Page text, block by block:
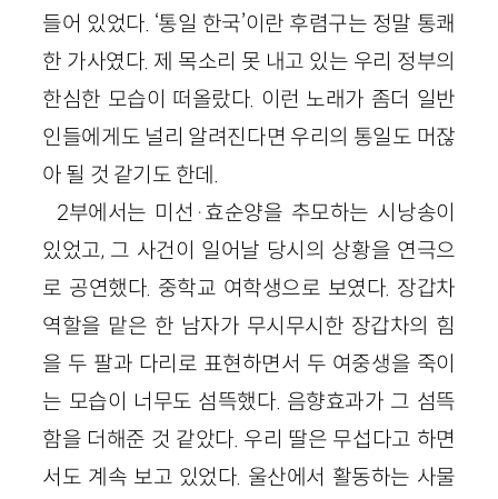
들어 있었다. ‘통일 한국’이란 후렴구는 정말 통쾌
한 가사였다. 제 목소리 못 내고 있는 우리 정부의
한심한 모습이 떠올랐다. 이런 노래가 좀더 일반
인들에게도 널리 알려진다면 우리의 통일도 머잖
아 될 것 같기도 한데.
2부에서는 미선·효순양을 추모하는 시낭송이
있었고, 그 사건이 일어날 당시의 상황을 연극으
로 공연했다. 중학교 여학생으로 보였다. 장갑차
역할을 맡은 한 남자가 무시무시한 장갑차의 힘
을 두 팔과 다리로 표현하면서 두 여중생을 죽이
는 모습이 너무도 섬뜩했다. 음향효과가 그 섬뜩
함을 더해준 것 같았다. 우리 딸은 무섭다고 하면
서도 계속 보고 있었다. 울산에서 활동하는 사물